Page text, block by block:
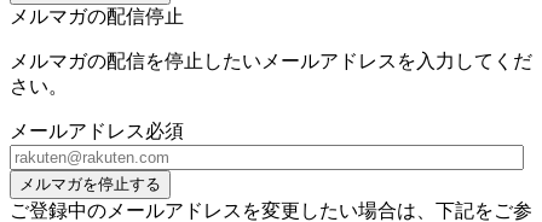
メルマガの配信停止
メルマガの配信を停止したいメールアドレスを入力してくだ
さい。
メールアドレス必須
メルマガを停止する
ご登録中のメールアドレスを変更したい場合は、下記をご参